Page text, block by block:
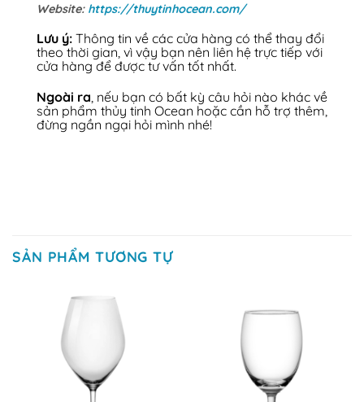
Website: https://thuytinhocean.com/
Lưu ý: Thông tin về các cửa hàng có thể thay đổi
theo thời gian, vì vậy bạn nên liên hệ trực tiếp với
cửa hàng để được tư vấn tốt nhất.
Ngoài ra, nếu bạn có bất kỳ câu hỏi nào khác về
sản phẩm thủy tinh Ocean hoặc cần hỗ trợ thêm,
đừng ngần ngại hỏi mình nhé!
SẢN PHẨM TƯƠNG TỰ